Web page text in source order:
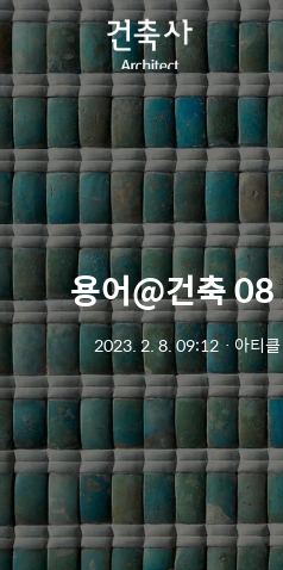
용어@건축
2023. 2. 8. 09:12ㆍ 아티